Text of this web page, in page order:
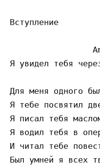
Вступление
Я увидел тебя
Для меня одного
Я тебе посвятил
Я писал тебя
Я водил тебя в
И читал тебе
Был умней я всех